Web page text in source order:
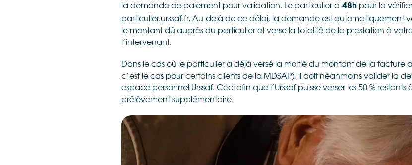
la demande de paiement pour validation. Le particulier a 48h pour la
particulier.urssaf.fr. Au-delà de ce délai, la demande est automatiquement
le montant dû auprès du particulier et verse la totalité de la prestation à
l’intervenant.
Dans le cas où le particulier a déjà versé la moitié du montant de la facture
c’est le cas pour certains clients de la MDSAP), il doit néanmoins valider la
espace personnel Urssaf. Ceci afin que l’Urssaf puisse verser les 50 %
prélèvement supplémentaire.